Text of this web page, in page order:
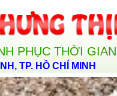
PHỤC THỜI GIAN
TP. HỒ CHÍ MINH